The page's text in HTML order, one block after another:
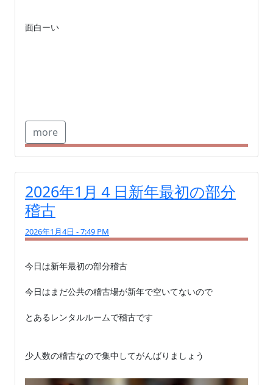
面白ーい
more
2026年1月４日新年最初の部分
稽古
2026年1月4日 - 7:49 PM
今日は新年最初の部分稽古
今日はまだ公共の稽古場が新年で空いてないので
とあるレンタルルームで稽古です
少人数の稽古なので集中してがんばりましょう